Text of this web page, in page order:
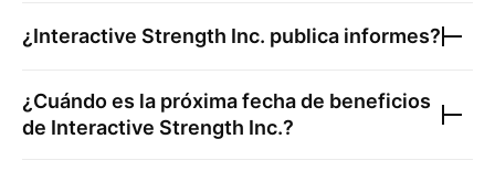
¿Interactive Strength Inc. publica informes?
¿Cuándo es la próxima fecha de beneficios
de Interactive Strength Inc.?